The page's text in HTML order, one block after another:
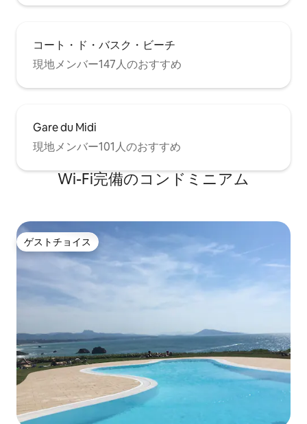
コート・ド・バスク・ビーチ
現地メンバー147人のおすすめ
Gare du Midi
現地メンバー101人のおすすめ
Wi-Fi完備のコンドミニアム
ゲストチョイス
ゲストチョイス